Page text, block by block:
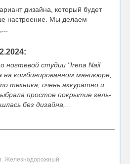
дизайна, который будет
настроение. Мы делаем
ногтевой студии "Irena Nail
на комбинированном маникюре,
техника, очень аккуратно и
простое покрытие гель-
без дизайна,...
Железнодорожный